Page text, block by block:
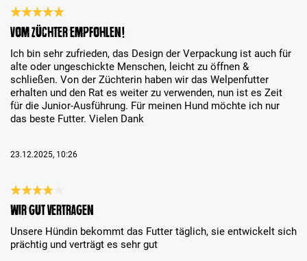
Recenzja z oceną 5 spośród 5 gwiazdek
Vom Züchter empfohlen!
Ich bin sehr zufrieden, das Design der Verpackung ist auch für
alte oder ungeschickte Menschen, leicht zu öffnen &
schließen. Von der Züchterin haben wir das Welpenfutter
erhalten und den Rat es weiter zu verwenden, nun ist es Zeit
für die Junior-Ausführung. Für meinen Hund möchte ich nur
das beste Futter. Vielen Dank
23.12.2025, 10:26
Recenzja z oceną 4 spośród 5 gwiazdek
Wir gut vertragen
Unsere Hündin bekommt das Futter täglich, sie entwickelt sich
prächtig und verträgt es sehr gut